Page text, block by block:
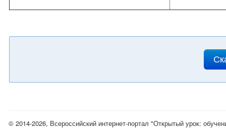
© 2014-2026, Всероссийский интернет-портал "Открытый урок: